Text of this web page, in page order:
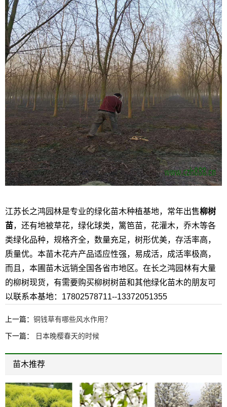
江苏长之鸿园林是专业的绿化苗木种植基地，常年出售柳树
苗，还有地被草花，绿化球类，篱笆苗，花灌木，乔木等各
类绿化品种，规格齐全，数量充足，树形优美，存活率高，
质量优。本苗木花卉产品适应性强，易成活，成活率极高，
而且，本圃苗木远销全国各省市地区。在长之鸿园林有大量
的柳树现货，有需要购买柳树树苗和其他绿化苗木的朋友可
以联系本基地：17802578711--13372051355
上一篇： 铜钱草有哪些风水作用？
下一篇： 日本晚樱春天的时候
苗木推荐